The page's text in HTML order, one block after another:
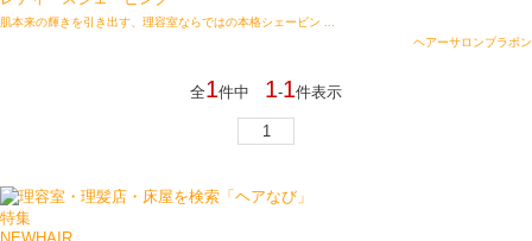
肌本来の輝きを引き出す、理容室ならではの本格シェービン ...
ヘアーサロンブラボン
全1件中 1-1件表示
1
特集